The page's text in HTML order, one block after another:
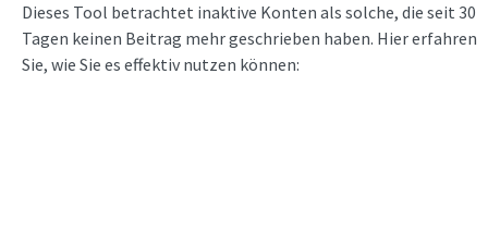
Dieses Tool betrachtet inaktive Konten als solche, die seit 30
Tagen keinen Beitrag mehr geschrieben haben. Hier erfahren
Sie, wie Sie es effektiv nutzen können: